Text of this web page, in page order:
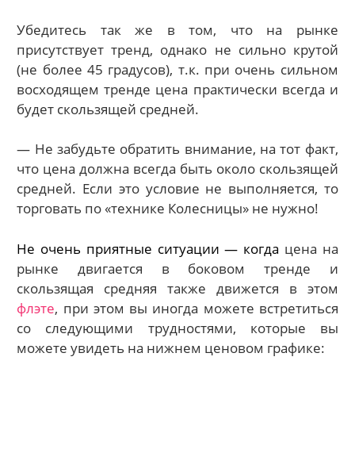
Убедитесь так же в том, что на рынке
присутствует тренд, однако не сильно крутой
(не более 45 градусов), т.к. при очень сильном
восходящем тренде цена практически всегда и
будет скользящей средней.
— Не забудьте обратить внимание, на тот факт,
что цена должна всегда быть около скользящей
средней. Если это условие не выполняется, то
торговать по «технике Колесницы» не нужно!
Не очень приятные ситуации — когда цена на
рынке двигается в боковом тренде и
скользящая средняя также движется в этом
флэте, при этом вы иногда можете встретиться
со следующими трудностями, которые вы
можете увидеть на нижнем ценовом графике: